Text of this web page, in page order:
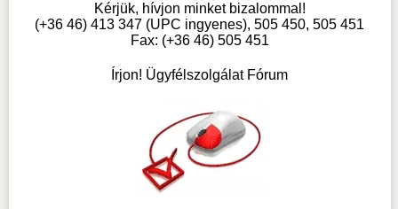
Kérjük, hívjon minket bizalommal!
(+36 46) 413 347 (UPC ingyenes), 505 450, 505 451
Fax: (+36 46) 505 451
Írjon! Ügyfélszolgálat Fórum